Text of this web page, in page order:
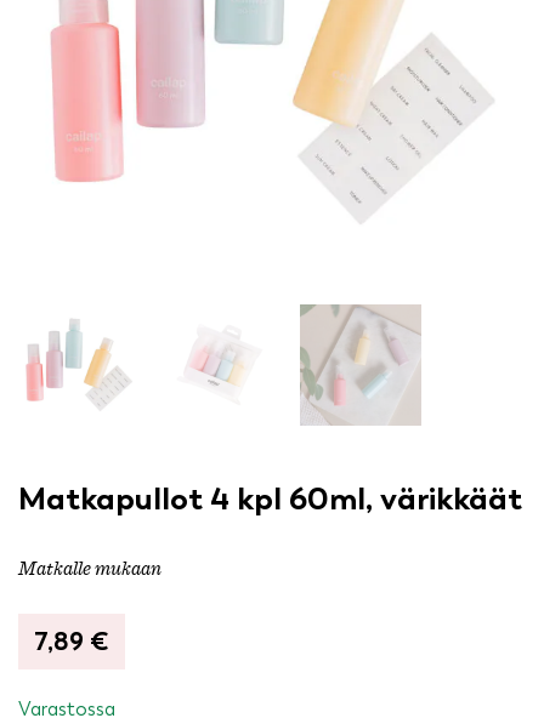
Matkapullot 4 kpl 60ml, värikkäät
Matkalle mukaan
7,89 €
Varastossa